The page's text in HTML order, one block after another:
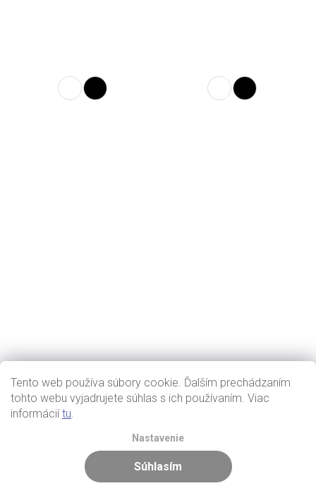
Tento web používa súbory cookie. Ďalším prechádzaním
tohto webu vyjadrujete súhlas s ich používaním. Viac
informáciítu.
Nastavenie
Súhlasím